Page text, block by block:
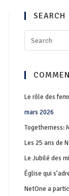
SEARCH
Le rôle des
mars 2026
Togetherness:
Les 25 ans de
Le Jubilé des
Église qui
NetOne a